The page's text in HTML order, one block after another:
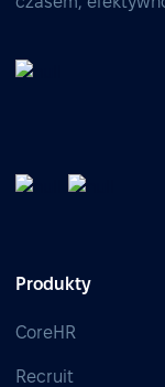
Produkty
CoreHR
Recruit